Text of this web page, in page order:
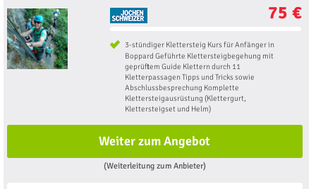
75 €
3-stündiger Klettersteig Kurs für Anfänger in
Boppard Geführte Klettersteigbegehung mit
geprüftem Guide Klettern durch 11
Kletterpassagen Tipps und Tricks sowie
Abschlussbesprechung Komplette
Klettersteigausrüstung (Klettergurt,
Klettersteigset und Helm)
Weiter zum Angebot
(Weiterleitung zum Anbieter)